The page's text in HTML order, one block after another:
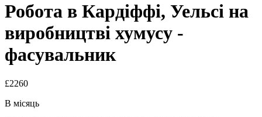
Робота в Кардіффі, Уельсі на
виробництві хумусу -
фасувальник
£2260
В місяць